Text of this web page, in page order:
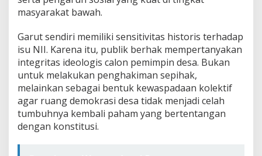
masyarakat bawah.
Garut sendiri memiliki sensitivitas historis terhadap
isu NII. Karena itu, publik berhak mempertanyakan
integritas ideologis calon pemimpin desa. Bukan
untuk melakukan penghakiman sepihak,
melainkan sebagai bentuk kewaspadaan kolektif
agar ruang demokrasi desa tidak menjadi celah
tumbuhnya kembali paham yang bertentangan
dengan konstitusi.